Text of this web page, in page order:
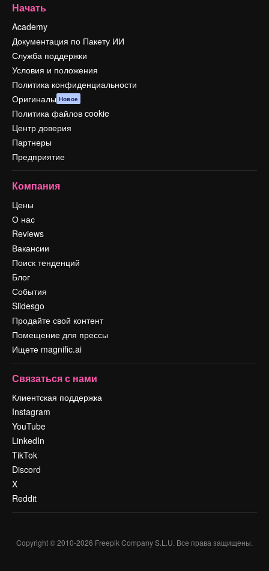
Начать
Academy
Документация по Пакету ИИ
Служба поддержки
Условия и положения
Политика конфиденциальности
Оригиналы Новое
Политика файлов cookie
Центр доверия
Партнеры
Предприятие
Компания
Цены
О нас
Reviews
Вакансии
Поиск тенденций
Блог
События
Slidesgo
Продайте свой контент
Помещение для прессы
Ищете magnific.ai
Связаться с нами
Клиентская поддержка
Instagram
YouTube
LinkedIn
TikTok
Discord
X
Reddit
Copyright © 2010-2026 Freepik Company S.L.U. Все права защищены.